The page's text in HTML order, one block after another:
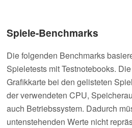
Spiele-Benchmarks
Die folgenden Benchmarks
Spieletests mit Testnotebooks.
Grafikkarte bei den gelisteten
der verwendeten CPU,
auch Betriebssystem. Dadurch
untenstehenden Werte nicht